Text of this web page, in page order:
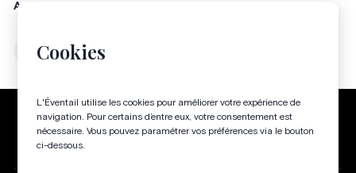
Cookies
L'Éventail utilise les cookies pour améliorer votre expérience de
navigation. Pour certains d’entre eux, votre consentement est
nécessaire. Vous pouvez paramétrer vos préférences via le bouton
ci-dessous.
Annonceurs
Instagram
Politique de confidentialité Conditions générales
Gestion des cookies